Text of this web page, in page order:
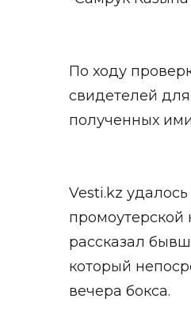
По ходу
свидетелей
полученных
Vesti.kz
рассказал
который
вечера бокса.